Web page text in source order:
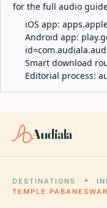
for the full audio
iOS app:
Android app:
Smart download
Editorial process:
Audiala
DESTINATIONS
TEMPLE